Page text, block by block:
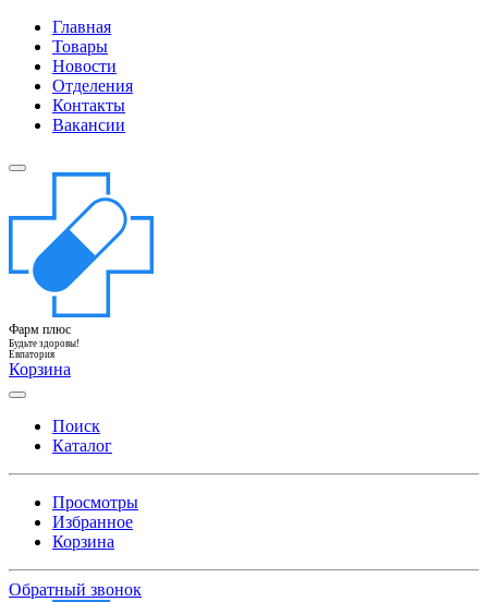
Главная
Товары
Новости
Отделения
Контакты
Вакансии
Фарм плюс
Будьте здоровы!
Евпатория
Корзина
Поиск
Каталог
Просмотры
Избранное
Корзина
Обратный звонок